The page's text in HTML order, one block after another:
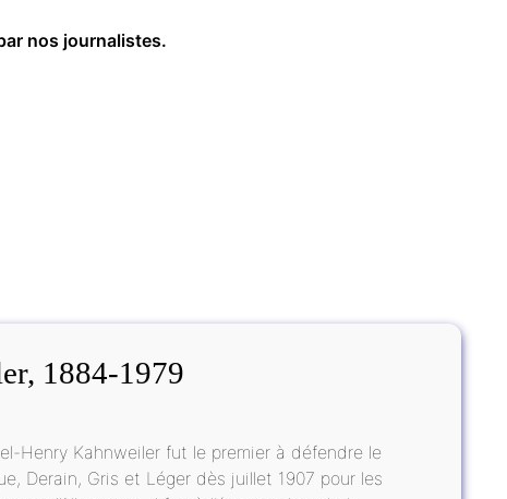
nos journalistes.
1884-1979
Henry Kahnweiler fut le premier à défendre le
Derain, Gris et Léger dès juillet 1907 pour les